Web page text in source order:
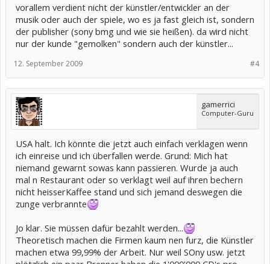
Dollar Strafe
verhängen
können. Im
US-
Bundesstaat
jährige Frau
im Juni für
das
en von 24
Songs zu
1,92
Millionen
Dollar
Schadeners
atz
verurteilt.
vorallem verdient nicht der künstler/entwickler an der
musik oder auch der spiele, wo es ja fast gleich ist, sondern
der publisher (sony bmg und wie sie heißen). da wird nicht
nur der kunde "gemolken" sondern auch der künstler...
#4
12. September 2009
gamerrici
Computer-Guru
USA halt. Ich könnte die jetzt auch einfach verklagen wenn
ich einreise und ich überfallen werde. Grund: Mich hat
niemand gewarnt sowas kann passieren. Wurde ja auch
mal n Restaurant oder so verklagt weil auf ihren bechern
nicht heisserKaffee stand und sich jemand deswegen die
zunge verbrannte
Jo klar. Sie müssen dafür bezahlt werden...
Theoretisch machen die Firmen kaum nen furz, die Künstler
machen etwa 99,99% der Arbeit. Nur weil SOny usw. jetzt